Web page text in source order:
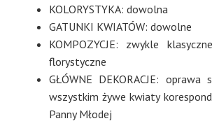
KOLORYSTYKA: dowolna
GATUNKI KWIATÓW: dowolne
KOMPOZYCJE: zwykle
florystyczne
GŁÓWNE DEKORACJE:
wszystkim żywe kwiaty
Panny Młodej